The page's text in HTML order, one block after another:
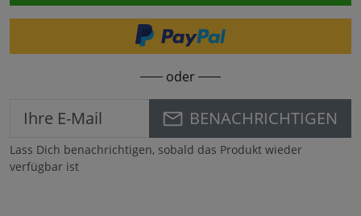
oder
BENACHRICHTIGEN
Lass Dich benachrichtigen, sobald das Produkt wieder
verfügbar ist